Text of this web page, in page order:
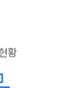
황